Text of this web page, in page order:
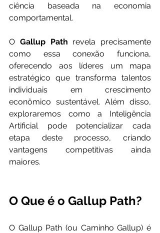
ciência baseada na economia
comportamental.
O Gallup Path revela precisamente
como essa conexão funciona,
oferecendo aos líderes um mapa
estratégico que transforma talentos
individuais em crescimento
econômico sustentável. Além disso,
exploraremos como a Inteligência
Artificial pode potencializar cada
etapa deste processo, criando
vantagens competitivas ainda
maiores.
O Que é o Gallup Path?
O Gallup Path (ou Caminho Gallup) é